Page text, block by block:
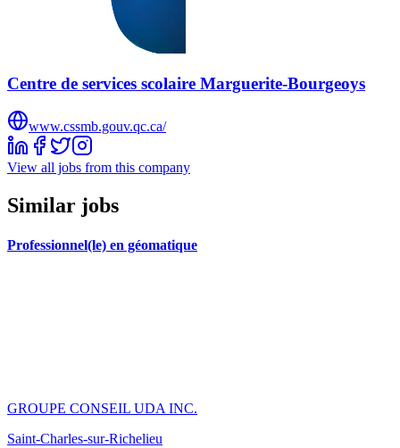
Centre de services scolaire Marguerite-Bourgeoys
www.cssmb.gouv.qc.ca/
View all jobs from this company
Similar jobs
Professionnel(le) en géomatique
GROUPE CONSEIL UDA INC.
Saint-Charles-sur-Richelieu